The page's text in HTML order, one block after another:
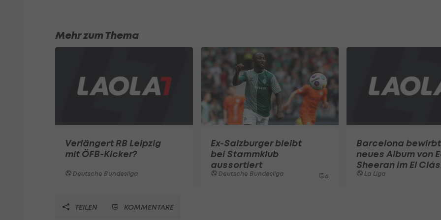
Mehr zum Thema
Verlängert RB Leipzig
mit ÖFB-Kicker?
Deutsche Bundesliga
Ex-Salzburger bleibt
bei Stammklub
aussortiert
Deutsche Bundesliga 6
Barcelona bewirbt
neues Album von
Sheeran im El
La Liga
TEILEN KOMMENTARE